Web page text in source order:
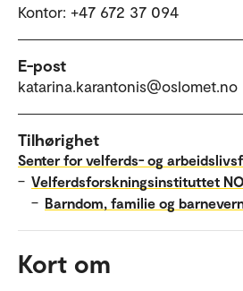
Kontor: +47 672 37 094
E-post
katarina.karantonis@oslomet.no
Tilhørighet
Senter for velferds- og
– Velferdsforskningsinstituttet
– Barndom, familie og
Kort om